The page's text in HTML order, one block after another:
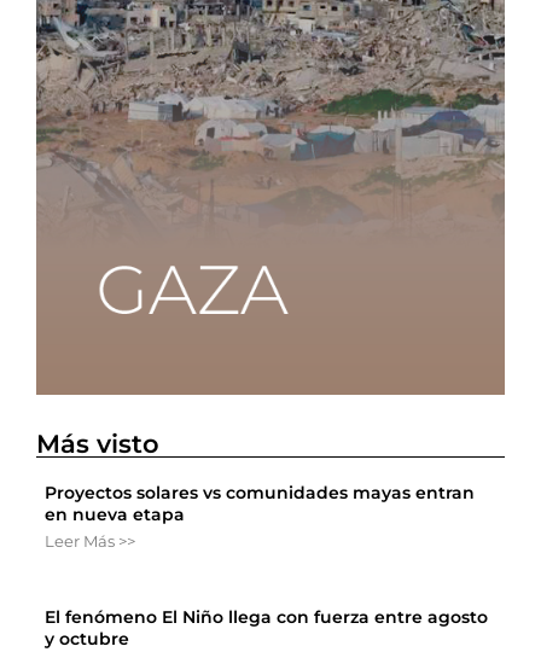
Más visto
Proyectos solares vs comunidades mayas entran
en nueva etapa
Leer Más >>
El fenómeno El Niño llega con fuerza entre agosto
y octubre